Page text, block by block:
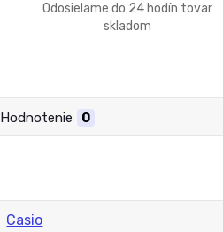
Odosielame do 24 hodín tovar
skladom
Hodnotenie 0
Casio